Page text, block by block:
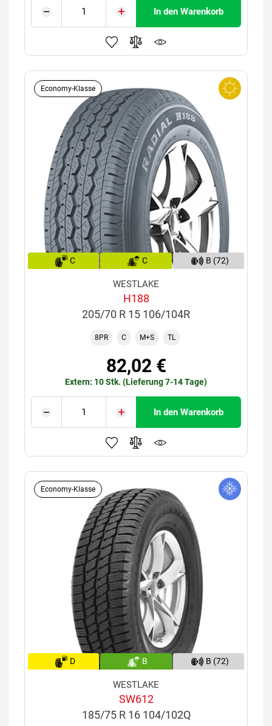
In den Warenkorb
Economy-Klasse
C C B (72)
WESTLAKE
H188
205/70 R 15 106/104R
8PR C M+S TL
82,02 €
Extern: 10 Stk. (Lieferung 7-14 Tage)
In den Warenkorb
Economy-Klasse
D B B (72)
WESTLAKE
SW612
185/75 R 16 104/102Q